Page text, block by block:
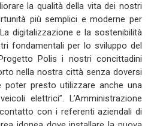
la qualità della vita dei nostri
più semplici e moderne per
digitalizzazione e la sostenibilità
fondamentali per lo sviluppo del
Polis i nostri concittadini
nella nostra città senza doversi
presto utilizzare anche una
elettrici”. L’Amministrazione
con i referenti aziendali di